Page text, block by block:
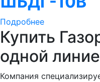
Подробнее
Купить
одной
Компания